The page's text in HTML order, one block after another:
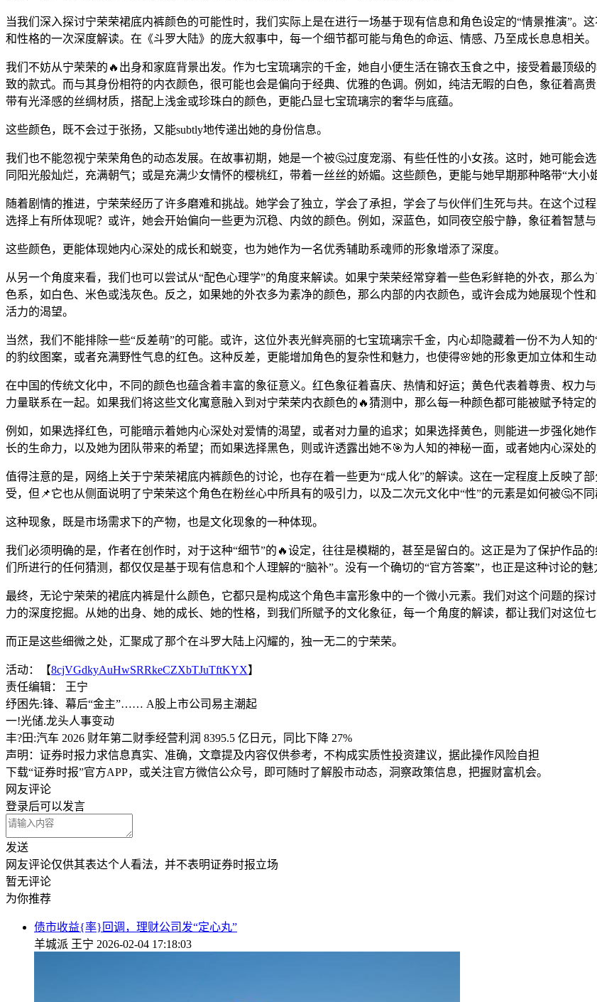
当我们深入探讨宁荣荣裙底内裤颜色的可能性时，我们实际上是在进行一场基于现有信息和角色设定的“情景推演”。
和性格的一次深度解读。在《斗罗大陆》的庞大叙事中，每一个细节都可能与角色的命运、情感、乃至成长息息相关。
我们不妨从宁荣荣的🔥出身和家庭背景出发。作为七宝琉璃宗的千金，她自小便生活在锦衣玉食之中，接受着最顶级
致的款式。而与其身份相符的内衣颜色，很可能也会是偏向于经典、优雅的色调。例如，纯洁无暇的白色，象征着高
带有光泽感的丝绸材质，搭配上浅金或珍珠白的颜色，更能凸显七宝琉璃宗的奢华与底蕴。
这些颜色，既不会过于张扬，又能subtly地传递出她的身份信息。
我们也不能忽视宁荣荣角色的动态发展。在故事初期，她是一个被🤔过度宠溺、有些任性的小女孩。这时，她可能会
同阳光般灿烂，充满朝气；或是充满少女情怀的樱桃红，带着一丝丝的娇媚。这些颜色，更能与她早期那种略带“大小
随着剧情的推进，宁荣荣经历了许多磨难和挑战。她学会了独立，学会了承担，学会了与伙伴们生死与共。在这个过
选择上有所体现呢？或许，她会开始偏向一些更为沉稳、内敛的颜色。例如，深蓝色，如同夜空般宁静，象征着智慧
这些颜色，更能体现她内心深处的成长和蜕变，也为她作为一名优秀辅助系魂师的形象增添了深度。
从另一个角度来看，我们也可以尝试从“配色心理学”的角度来解读。如果宁荣荣经常穿着一些色彩鲜艳的外衣，那么
色系，如白色、米色或浅灰色。反之，如果她的外衣多为素净的颜色，那么内部的内衣颜色，或许会成为她展现个性
活力的渴望。
当然，我们不能排除一些“反差萌”的可能。或许，这位外表光鲜亮丽的七宝琉璃宗千金，内心却隐藏着一份不为人知
的豹纹图案，或者充满野性气息的红色。这种反差，更能增加角色的复杂性和魅力，也使得🌸她的形象更加立体和生动
在中国的传统文化中，不同的颜色也蕴含着丰富的象征意义。红色象征着喜庆、热情和好运；黄色代表着尊贵、权力
力量联系在一起。如果我们将这些文化寓意融入到对宁荣荣内衣颜色的🔥猜测中，那么每一种颜色都可能被赋予特定
例如，如果选择红色，可能暗示着她内心深处对爱情的渴望，或者对力量的追求；如果选择黄色，则能进一步强化她
长的生命力，以及她为团队带来的希望；而如果选择黑色，则或许透露出她不🎯为人知的神秘一面，或者她内心深处的
值得注意的是，网络上关于宁荣荣裙底内裤颜色的讨论，也存在着一些更为“成人化”的解读。这在一定程度上反映了
受，但📌它也从侧面说明了宁荣荣这个角色在粉丝心中所具有的吸引力，以及二次元文化中“性”的元素是如何被🤔不同
这种现象，既是市场需求下的产物，也是文化现象的一种体现。
我们必须明确的是，作者在创作时，对于这种“细节”的🔥设定，往往是模糊的，甚至是留白的。这正是为了保护作品
们所进行的任何猜测，都仅仅是基于现有信息和个人理解的“脑补”。没有一个确切的“官方答案”，也正是这种讨论的魅
最终，无论宁荣荣的裙底内裤是什么颜色，它都只是构成这个角色丰富形象中的一个微小元素。我们对这个问题的探
力的深度挖掘。从她的出身、她的成长、她的性格，到我们所赋予的文化象征，每一个角度的解读，都让我们对这位
而正是这些细微之处，汇聚成了那个在斗罗大陆上闪耀的，独一无二的宁荣荣。
活动：【8cjVGdkyAuHwSRRkeCZXbTJuTftKYX】
责任编辑： 王宁
纾困先:锋、幕后“金主”…… A股上市公司易主潮起
一!光储.龙头人事变动
丰?田:汽车 2026 财年第二财季经营利润 8395.5 亿日元，同比下降 27%
声明：证券时报力求信息真实、准确，文章提及内容仅供参考，不构成实质性投资建议，据此操作风险自担
下载“证券时报”官方APP，或关注官方微信公众号，即可随时了解股市动态，洞察政策信息，把握财富机会。
网友评论
登录后可以发言
发送
网友评论仅供其表达个人看法，并不表明证券时报立场
暂无评论
为你推荐
债市收益{率}回调，理财公司发“定心丸”
羊城派 王宁 2026-02-04 17:18:03